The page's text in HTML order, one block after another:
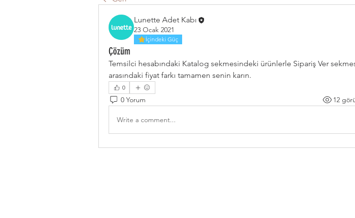
Lunette Adet Kabı
23 Ocak 2021
İçindeki Güç
Çözüm
Temsilci hesabındaki Katalog sekmesindeki ürünlerle Sipariş Ver
arasındaki fiyat farkı tamamen senin karın.
0
0 Yorum 12
Write a comment...